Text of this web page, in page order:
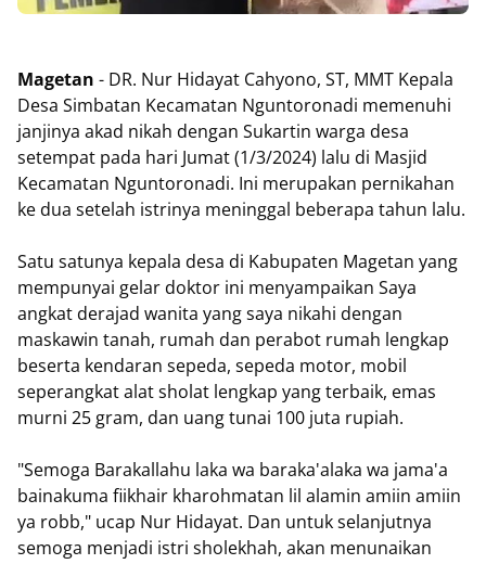
Magetan - DR. Nur Hidayat Cahyono, ST, MMT Kepala
Desa Simbatan Kecamatan Nguntoronadi memenuhi
janjinya akad nikah dengan Sukartin warga desa
setempat pada hari Jumat (1/3/2024) lalu di Masjid
Kecamatan Nguntoronadi. Ini merupakan pernikahan
ke dua setelah istrinya meninggal beberapa tahun lalu.
Satu satunya kepala desa di Kabupaten Magetan yang
mempunyai gelar doktor ini menyampaikan Saya
angkat derajad wanita yang saya nikahi dengan
maskawin tanah, rumah dan perabot rumah lengkap
beserta kendaran sepeda, sepeda motor, mobil
seperangkat alat sholat lengkap yang terbaik, emas
murni 25 gram, dan uang tunai 100 juta rupiah.
"Semoga Barakallahu laka wa baraka'alaka wa jama'a
bainakuma fiikhair kharohmatan lil alamin amiin amiin
ya robb," ucap Nur Hidayat. Dan untuk selanjutnya
semoga menjadi istri sholekhah, akan menunaikan